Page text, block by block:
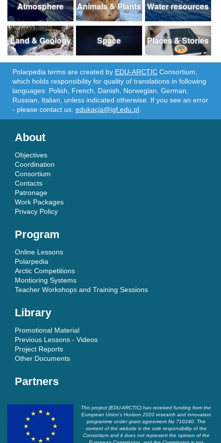
Atmosphere Animals & Plants Water resources
Land & Geology Space Places & Stories
Polarpedia terms are created by EDU-ARCTIC Consortium,
which holds responsibility for quality of translations in following
languages: Polish, French, Danish, Norwegian, German,
Russian, Italian, unless indicated otherwise. If you see an error
- please contact us: edukacja@igf.edu.pl
About
Objectives
Coordination
Consortium
Contacts
Patronage
Work Packages
Privacy Policy
Program
Online Lessons
Polarpedia
Arctic Competitions
Montioring Systems
Teacher Workshops and Training Sessions
Library
Promotional Material
Previous Lessons - Videos
Project Reports
Other Documents
Partners
This project (EDU-ARCTIC) has received funding from the
European Union’s Horizon 2020 research and innovation
programme under grant agreement No 710240. The
content of the website is the sole responsibility of the
Consortium and it does not represent the opinion of the